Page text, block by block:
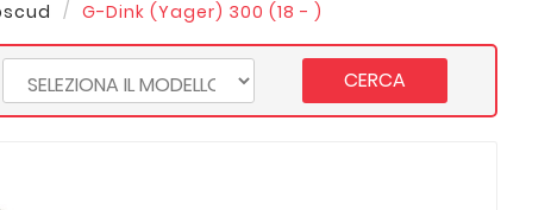
G-Dink (Yager) 300 (18 - )
CERCA